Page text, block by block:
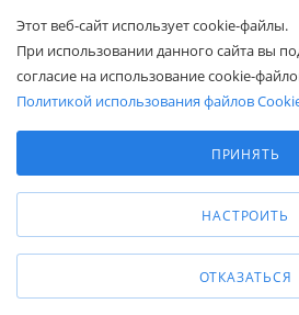
БРЕНДЫ
КОНТАКТЫ
СПРАВОЧНАЯ ИНФОРМАЦИЯ
КОМПАНИЯМ
Этот веб-сайт использует cookie-файлы.
При использовании данного сайта вы
согласие на использование cookie-
Политикой использования файлов
Аналитические/
ПРИНЯТЬ
НАСТРОИТЬ
ОТКАЗАТЬСЯ